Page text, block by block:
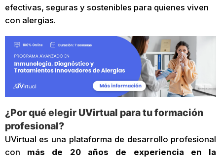
efectivas, seguras y sostenibles para quienes viven
con alergias.
¿Por qué elegir UVirtual para tu formación
profesional?
UVirtual es una plataforma de desarrollo profesional
con más de 20 años de experiencia en la